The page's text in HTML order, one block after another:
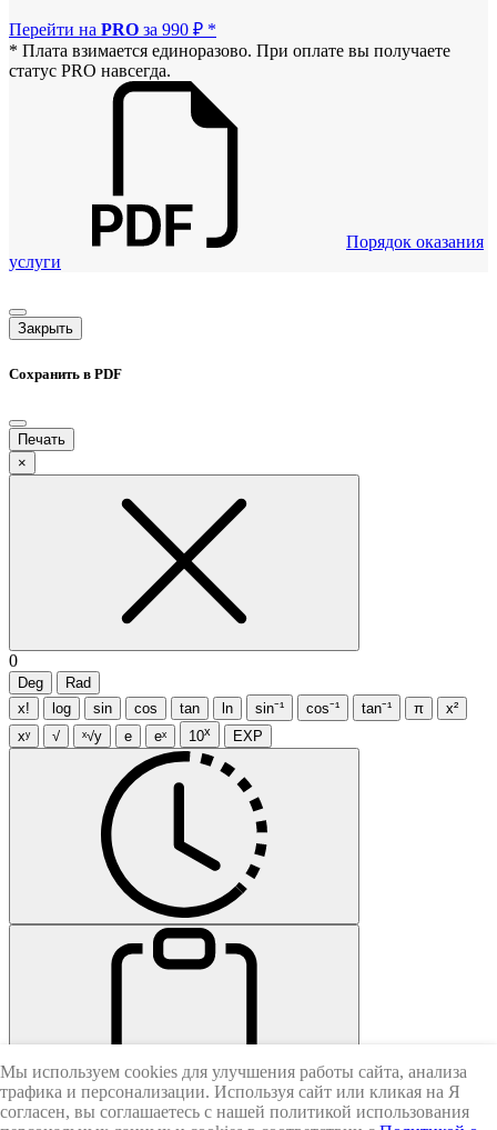
Мы используем cookies для улучшения работы сайта, анализа
трафика и персонализации. Используя сайт или кликая на Я
согласен, вы соглашаетесь с нашей политикой использования
Перейти на PRO за 990 ₽ *
* Плата взимается единоразово. При оплате вы получаете
статус PRO навсегда.
Порядок оказания
услуги
Закрыть
Сохранить в PDF
Печать
×
0
Deg
Rad
x!
log sin cos tan ln sin⁻¹ cos⁻¹ tan⁻¹ π
x²
xʸ
√ ˣ√y e eˣ 10x EXP
CE
AC
Ans
( ) × 7 8 9 ÷ 4 5 6 − 1 2
3